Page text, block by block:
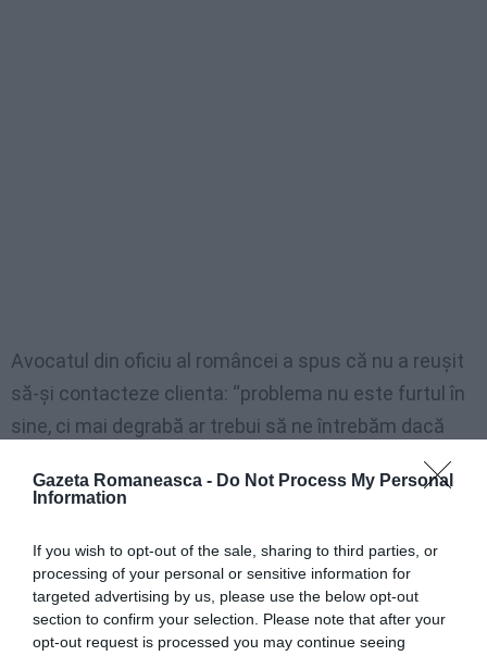
Gazeta Romaneasca - Do Not Process My Personal
Information
If you wish to opt-out of the sale, sharing to third parties, or
processing of your personal or sensitive information for
targeted advertising by us, please use the below opt-out
section to confirm your selection. Please note that after your
opt-out request is processed you may continue seeing
Avocatul din oficiu al româncei a spus că nu a reuşit
să-şi contacteze clienta: “problema nu este furtul în
sine, ci mai degrabă ar trebui să ne întrebăm dacă
procesului, pentru o daună de un euro şi 19 cenţi.
infracţiune gravă, deci procesul merge înainte din
oficiu, deci nu se poate urma nici o cale de rezolvare
prin retragerea plângerii, eventual după plata unor